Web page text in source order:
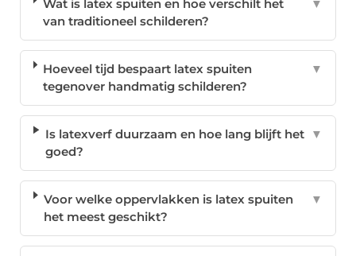
Wat is latex spuiten en hoe verschilt het
van traditioneel schilderen?
▼
Hoeveel tijd bespaart latex spuiten
tegenover handmatig schilderen?
▼
Is latexverf duurzaam en hoe lang blijft het
goed?
▼
Voor welke oppervlakken is latex spuiten
het meest geschikt?
▼